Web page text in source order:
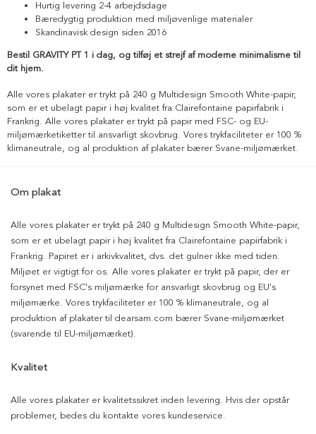
Hurtig levering 2-4 arbejdsdage
Bæredygtig produktion med miljøvenlige materialer
Skandinavisk design siden 2016
Bestil GRAVITY PT 1 i dag, og tilføj et strejf af moderne minimalisme til
dit hjem.
Alle vores plakater er trykt på 240 g Multidesign Smooth White-papir,
som er et ubelagt papir i høj kvalitet fra Clairefontaine papirfabrik i
Frankrig. Alle vores plakater er trykt på papir med FSC- og EU-
miljømærketiketter til ansvarligt skovbrug. Vores trykfaciliteter er 100 %
klimaneutrale, og al produktion af plakater bærer Svane-miljømærket.
Om plakat
Alle vores plakater er trykt på 240 g Multidesign Smooth White-papir,
som er et ubelagt papir i høj kvalitet fra Clairefontaine papirfabrik i
Frankrig. Papiret er i arkivkvalitet, dvs. det gulner ikke med tiden.
Miljøet er vigtigt for os. Alle vores plakater er trykt på papir, der er
forsynet med FSC's miljømærke for ansvarligt skovbrug og EU's
miljømærke. Vores trykfaciliteter er 100 % klimaneutrale, og al
produktion af plakater til dearsam.com bærer Svane-miljømærket
(svarende til EU-miljømærket).
Kvalitet
Alle vores plakater er kvalitetssikret inden levering. Hvis der opstår
problemer, bedes du kontakte vores kundeservice.